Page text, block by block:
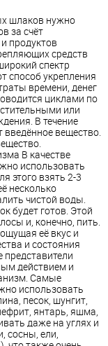
шлаков нужно
за счёт
продуктов
средств
спектр
способ укрепления
времени, денег
циклами по
или
В течение
введённое вещество.
В качестве
использовать
этого взять 2-3
несколько
чистой воды.
будет готов. Этой
и, конечно, пить.
её вкус и
и состояния
представители
действием и
Самые
использовать
песок, шунгит,
янтарь, яшма,
даже на углях и
сосны, ели,